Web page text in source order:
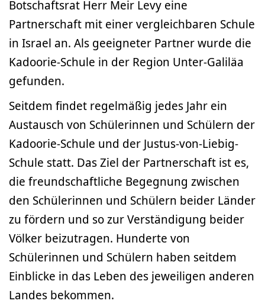
Botschaftsrat Herr Meir Levy eine
Partnerschaft mit einer vergleichbaren Schule
in Israel an. Als geeigneter Partner wurde die
Kadoorie-Schule in der Region Unter-Galiläa
gefunden.
Seitdem findet regelmäßig jedes Jahr ein
Austausch von Schülerinnen und Schülern der
Kadoorie-Schule und der Justus-von-Liebig-
Schule statt. Das Ziel der Partnerschaft ist es,
die freundschaftliche Begegnung zwischen
den Schülerinnen und Schülern beider Länder
zu fördern und so zur Verständigung beider
Völker beizutragen. Hunderte von
Schülerinnen und Schülern haben seitdem
Einblicke in das Leben des jeweiligen anderen
Landes bekommen.